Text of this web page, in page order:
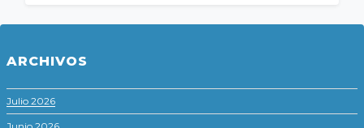
ARCHIVOS
Julio 2026